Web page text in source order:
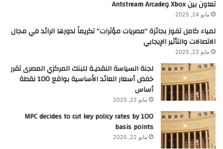
تعاون بين Xbox وAntstream Arcade
مايو 24, 2025
لمياء كامل تفوز بجائزة “مصريات مؤثرات” تكريماً لدورها الرائد في مجال
الاتصالات والتأثير الإيجابي
مايو 22, 2025
لجنة السياسة النقديـة للبنك المركزي المصرى تقرر
خفض أسعار العائد الأساسية بواقع 100 نقطة
أساس
مايو 22, 2025
MPC decides to cut key policy rates by 100
basis points
مايو 22, 2025